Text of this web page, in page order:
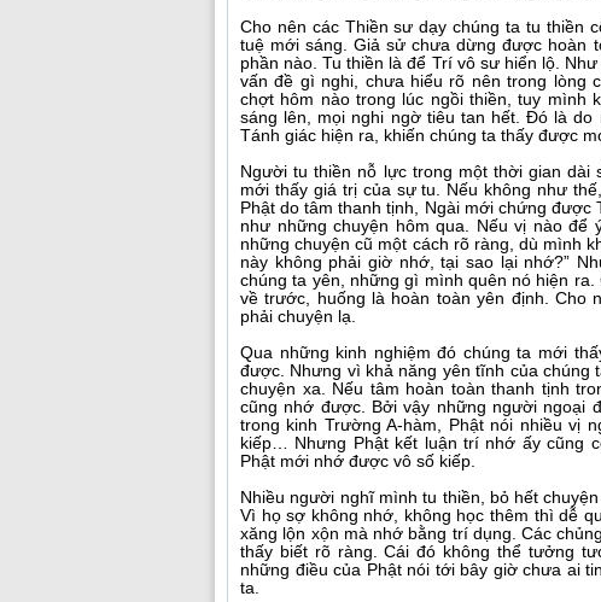
Cho nên các Thiền sư dạy chúng ta tu thiền
tuệ mới sáng. Giả sử chưa dừng được hoàn
phần nào. Tu thiền là để Trí vô sư hiển lộ.
vấn đề gì nghi, chưa hiểu rõ nên trong lòng
chợt hôm nào trong lúc ngồi thiền, tuy mình
sáng lên, mọi nghi ngờ tiêu tan hết. Đó là
Tánh giác hiện ra, khiến chúng ta thấy được
Người tu thiền nỗ lực trong một thời gian
mới thấy giá trị của sự tu. Nếu không như
Phật do tâm thanh tịnh, Ngài mới chứng
như những chuyện hôm qua. Nếu vị nào
những chuyện cũ một cách rõ ràng, dù mình
này không phải giờ nhớ, tại sao lại nhớ?”
chúng ta yên, những gì mình quên nó hiện
về trước, huống là hoàn toàn yên định. Cho
phải chuyện lạ.
Qua những kinh nghiệm đó chúng ta mới
được. Nhưng vì khả năng yên tĩnh của
chuyện xa. Nếu tâm hoàn toàn thanh tịnh
cũng nhớ được. Bởi vậy những người ngoại
trong kinh Trường A-hàm, Phật nói nhiều vị
kiếp… Nhưng Phật kết luận trí nhớ ấy cũng
Phật mới nhớ được vô số kiếp.
Nhiều người nghĩ mình tu thiền, bỏ hết
Vì họ sợ không nhớ, không học thêm thì dễ
xăng lộn xộn mà nhớ bằng trí dụng. Các
thấy biết rõ ràng. Cái đó không thể tưởng
những điều của Phật nói tới bây giờ chưa ai
ta.